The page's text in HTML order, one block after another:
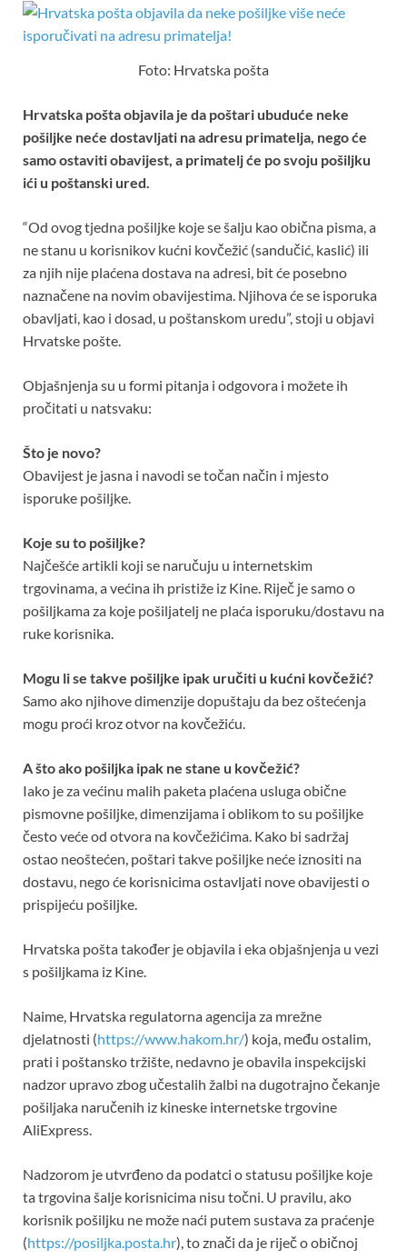
e
o
k
itt at
A
p
p
er er
es
t
ar
Foto: Hrvatska pošta
Hrvatska pošta objavila je da poštari ubuduće neke
pošiljke neće dostavljati na adresu primatelja, nego će
samo ostaviti obavijest, a primatelj će po svoju pošiljku
ići u poštanski ured.
“Od ovog tjedna pošiljke koje se šalju kao obična pisma, a
ne stanu u korisnikov kućni kovčežić (sandučić, kaslić) ili
za njih nije plaćena dostava na adresi, bit će posebno
naznačene na novim obavijestima. Njihova će se isporuka
obavljati, kao i dosad, u poštanskom uredu”, stoji u objavi
Hrvatske pošte.
Objašnjenja su u formi pitanja i odgovora i možete ih
pročitati u natsvaku:
Što je novo?
Obavijest je jasna i navodi se točan način i mjesto
isporuke pošiljke.
Koje su to pošiljke?
Najčešće artikli koji se naručuju u internetskim
trgovinama, a većina ih pristiže iz Kine. Riječ je samo o
pošiljkama za koje pošiljatelj ne plaća isporuku/dostavu na
ruke korisnika.
Mogu li se takve pošiljke ipak uručiti u kućni kovčežić?
Samo ako njihove dimenzije dopuštaju da bez oštećenja
mogu proći kroz otvor na kovčežiću.
A što ako pošiljka ipak ne stane u kovčežić?
Iako je za većinu malih paketa plaćena usluga obične
pismovne pošiljke, dimenzijama i oblikom to su pošiljke
često veće od otvora na kovčežićima. Kako bi sadržaj
ostao neoštećen, poštari takve pošiljke neće iznositi na
dostavu, nego će korisnicima ostavljati nove obavijesti o
prispijeću pošiljke.
Hrvatska pošta također je objavila i eka objašnjenja u vezi
s pošiljkama iz Kine.
Naime, Hrvatska regulatorna agencija za mrežne
djelatnosti (https://www.hakom.hr/) koja, među ostalim,
prati i poštansko tržište, nedavno je obavila inspekcijski
nadzor upravo zbog učestalih žalbi na dugotrajno čekanje
pošiljaka naručenih iz kineske internetske trgovine
AliExpress.
Nadzorom je utvrđeno da podatci o statusu pošiljke koje
ta trgovina šalje korisnicima nisu točni. U pravilu, ako
korisnik pošiljku ne može naći putem sustava za praćenje
(https://posiljka.posta.hr), to znači da je riječ o običnoj